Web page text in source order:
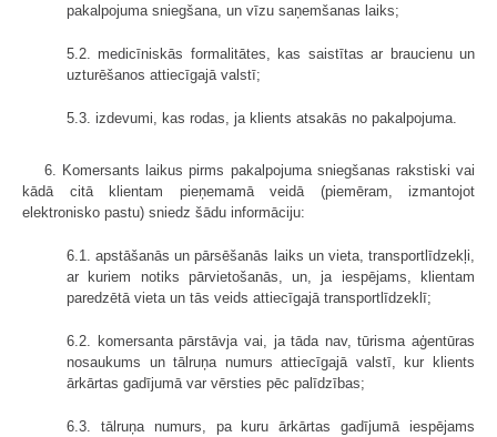
pakalpojuma sniegšana, un vīzu saņemšanas laiks;
5.2. medicīniskās formalitātes, kas saistītas ar braucienu un
uzturēšanos attiecīgajā valstī;
5.3. izdevumi, kas rodas, ja klients atsakās no pakalpojuma.
6. Komersants laikus pirms pakalpojuma sniegšanas rakstiski vai
kādā citā klientam pieņemamā veidā (piemēram, izmantojot
elektronisko pastu) sniedz šādu informāciju:
6.1. apstāšanās un pārsēšanās laiks un vieta, transportlīdzekļi,
ar kuriem notiks pārvietošanās, un, ja iespējams, klientam
paredzētā vieta un tās veids attiecīgajā transportlīdzeklī;
6.2. komersanta pārstāvja vai, ja tāda nav, tūrisma aģentūras
nosaukums un tālruņa numurs attiecīgajā valstī, kur klients
ārkārtas gadījumā var vērsties pēc palīdzības;
6.3. tālruņa numurs, pa kuru ārkārtas gadījumā iespējams